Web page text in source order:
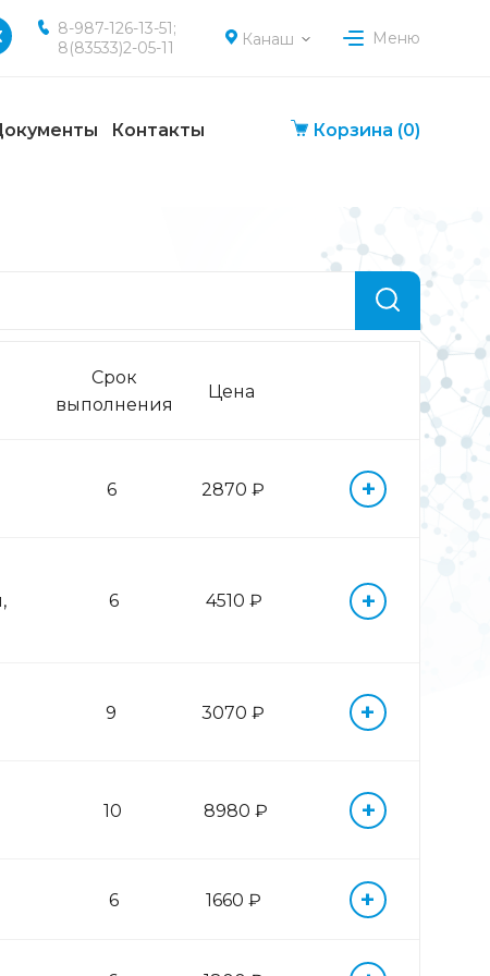
8-987-126-13-51;
8(83533)2-05-11
Канаш Меню
Контакты Корзина (0)
Срок
выполнения
Цена
6 2870 ₽ +
6 4510 ₽ +
9 3070 ₽ +
10 8980 ₽ +
6 1660 ₽ +